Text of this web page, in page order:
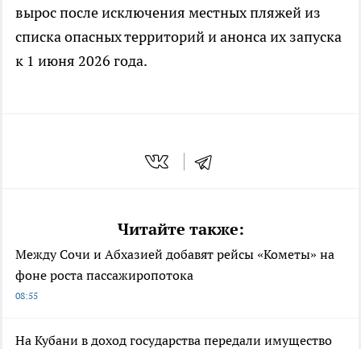
вырос после исключения местных пляжей из
списка опасных территорий и анонса их запуска
к 1 июня 2026 года.
Читайте также:
Между Сочи и Абхазией добавят рейсы «Кометы» на
фоне роста пассажиропотока
08:55
На Кубани в доход государства передали имущество